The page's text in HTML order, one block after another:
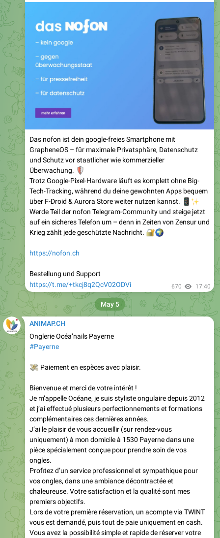
Das nofon ist dein google-freies Smartphone mit
GrapheneOS – für maximale Privatsphäre, Datenschutz
und Schutz vor staatlicher wie kommerzieller
Überwachung.
🛡
Trotz Google-Pixel-Hardware läuft es komplett ohne Big-
Tech-Tracking, während du deine gewohnten Apps bequem
über F-Droid & Aurora Store weiter nutzen kannst.
📱
✨
Werde Teil der nofon Telegram-Community und steige jetzt
auf ein sicheres Telefon um – denn in Zeiten von Zensur und
Krieg zählt jede geschützte Nachricht.
🔐
🌍
https://nofon.ch
Bestellung und Support
https://t.me/+tkcj8q2QcV02ODVi
670 17:40
ANIMAP.CH
Onglerie Océa’nails Payerne
#Payerne
Paiement en espèces avec plaisir.
Bienvenue et merci de votre intérêt !
Je m’appelle Océane, je suis styliste ongulaire depuis 2012
et j’ai effectué plusieurs perfectionnements et formations
complémentaires ces dernières années.
J’ai le plaisir de vous accueillir (sur rendez-vous
uniquement) à mon domicile à 1530 Payerne dans une
pièce spécialement conçue pour prendre soin de vos
ongles.
Profitez d’un service professionnel et sympathique pour
vos ongles, dans une ambiance décontractée et
chaleureuse. Votre satisfaction et la qualité sont mes
premiers objectifs.
Lors de votre première réservation, un acompte via TWINT
vous est demandé, puis tout de paie uniquement en cash.
Vous avez la possibilité simple et rapide de réserver votre
May 5